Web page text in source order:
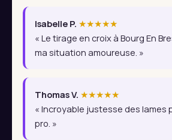
Isabelle P. ★★★★★
« Le tirage en croix à Bourg En
ma situation amoureuse. »
Thomas V. ★★★★★
« Incroyable justesse des lames
pro. »